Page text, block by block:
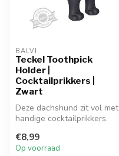
BALVI
Teckel Toothpick
Holder |
Cocktailprikkers |
Zwart
Deze dachshund zit vol met
handige cocktailprikkers.
hondenliefhebb...
€8,99
Op voorraad